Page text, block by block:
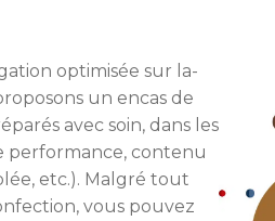
par les locataires,
et, plus particulièrement la
de recherche en sciences
optimisée sur la-
un encas de
avec soin, dans les
performance, contenu
etc.). Malgré tout
vous pouvez